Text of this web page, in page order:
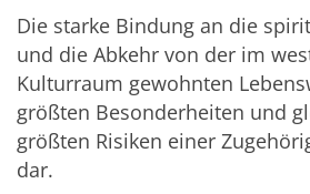
Die starke Bindung an die
und die Abkehr von der im
Kulturraum gewohnten
größten Besonderheiten und
größten Risiken einer
dar.